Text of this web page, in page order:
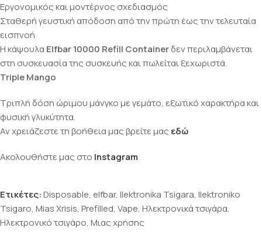
Εργονομικός και μοντέρνος σχεδιασμός
Σταθερή γευστική απόδοση από την πρώτη έως την τελευταία
εισπνοή
Η κάψουλα Elfbar 10000 Refill Containerδεν περιλαμβάνεται
στη συσκευασία της συσκευής και πωλείται ξεχωριστά.
Triple Mango
Τριπλή δόση ώριμου μάνγκο με γεμάτο, εξωτικό χαρακτήρα και
φυσική γλυκύτητα.
Αν χρειάζεστε τη βοήθεια μας βρείτε μας εδώ
Ακολουθήστε μας στο Instagram
Ετικέτες:Disposable, elfbar, Ilektronika Tsigara, Ilektroniko
Tsigaro, Mias Xrisis, Prefilled, Vape, Ηλεκτρονικά τσιγάρα,
Ηλεκτρονικό τσιγάρο, Μιας χρήσης